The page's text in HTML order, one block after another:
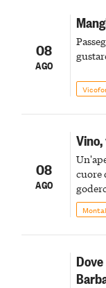
08
AGO
08
AGO
cuore